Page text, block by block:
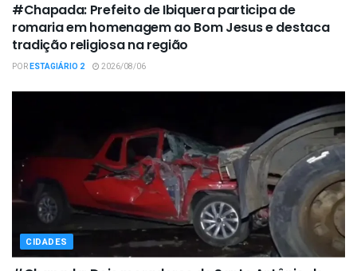
#Chapada: Prefeito de Ibiquera participa de
romaria em homenagem ao Bom Jesus e destaca
tradição religiosa na região
PORESTAGIÁRIO 2 2026/08/06
CIDADES